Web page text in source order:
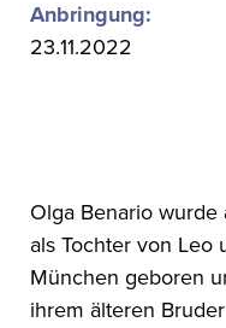
Anbringung:
23.11.2022
Olga Benario wurde
als Tochter von Leo
München geboren
ihrem älteren